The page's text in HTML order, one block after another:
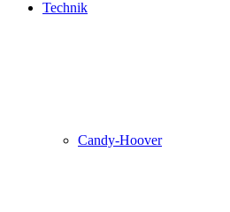
Technik
Candy-Hoover